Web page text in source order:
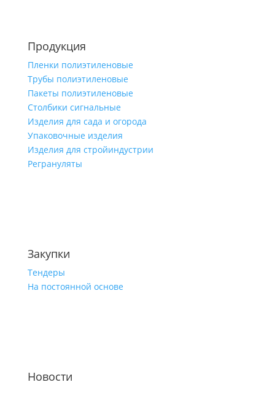
Продукция
Пленки полиэтиленовые
Трубы полиэтиленовые
Пакеты полиэтиленовые
Столбики сигнальные
Изделия для сада и огорода
Упаковочные изделия
Изделия для стройиндустрии
Регрануляты
Закупки
Тендеры
На постоянной основе
Новости